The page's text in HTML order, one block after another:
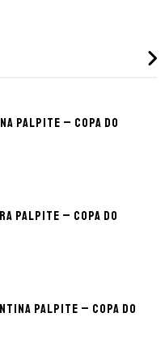
palpite – Copa do
palpite – Copa do
palpite – Copa do